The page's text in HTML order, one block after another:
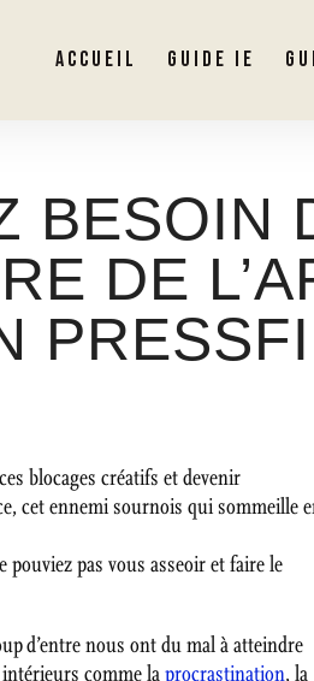
ACCUEIL GUIDE IE
BESOIN
DE
blocages créatifs et devenir
cet ennemi sournois qui sommeille
pouviez pas vous asseoir et faire le
d’entre nous ont du mal à atteindre
intérieurs comme laprocrastination, la